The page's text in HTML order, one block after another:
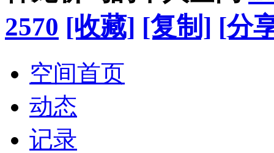
2570 [收藏] [复制] [分
空间首页
动态
记录